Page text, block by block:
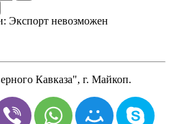
Экспорт невозможен
Кавказа", г. Майкоп.